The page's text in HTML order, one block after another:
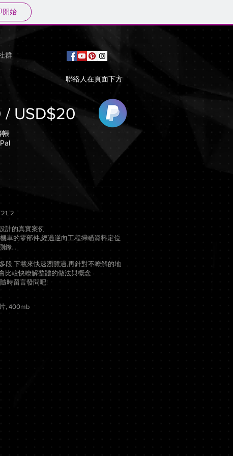
開始
群
聯絡人在頁面下方
USD$20
帳
2
計的真實案例
車的零部件,經過逆向工程掃瞄資料定位
錄...
段,下載來快速瀏覽過,再針對不瞭解的地
比較快瞭解整體的做法與概念
時留言發問吧!
, 400mb